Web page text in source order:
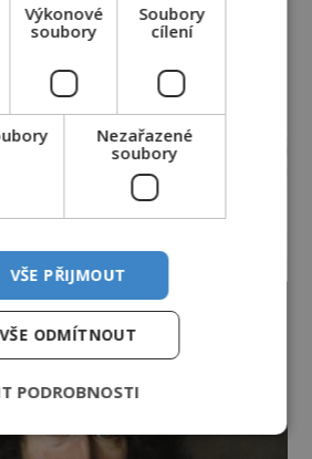
reklama
Výkonové
soubory
Soubory
cílení
Nezařazené
soubory
VŠE PŘIJMOUT
VŠE ODMÍTNOUT
PODROBNOSTI